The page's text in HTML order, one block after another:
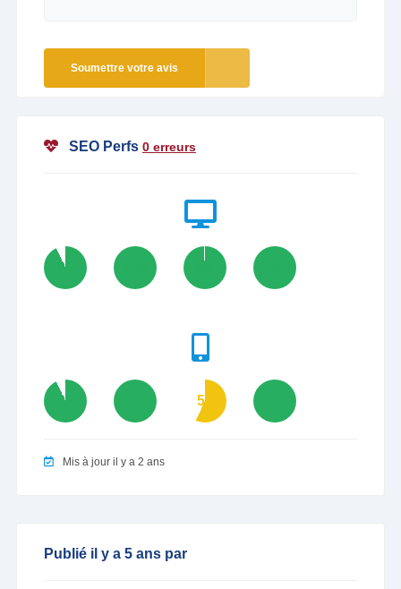
Soumettre votre avis
SEO Perfs 0 erreurs
93
93 57
Mis à jour il y a 2 ans
Publié il y a 5 ans par